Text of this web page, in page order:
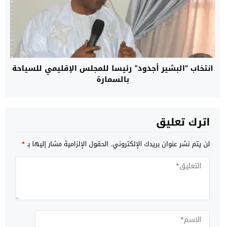
انتخاب “البشير أجدود” رئيسا للمجلس الإقليمي للسياحة
بالسمارة
اترك تعليق
لن يتم نشر عنوان بريدك الإلكتروني. الحقول الإلزامية مشار إليها بـ*